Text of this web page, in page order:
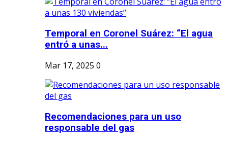
Temporal en Coronel Suárez: “El agua
entró a unas...
Mar 17, 2025 0
Recomendaciones para un uso
responsable del gas